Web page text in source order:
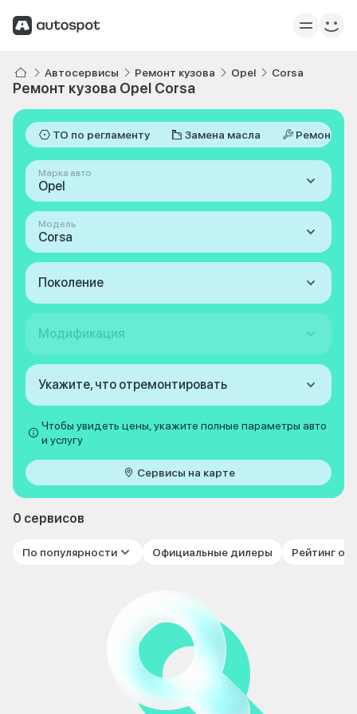
Автосервисы Ремонт кузова Opel Corsa
Ремонт кузова Opel Corsa
ТО по регламенту Замена масла Ремонт
Марка авто
Opel
Модель
Corsa
Поколение
Модификация
Укажите, что отремонтировать
Чтобы увидеть цены, укажите полные параметры авто
и услугу
Сервисы на карте
0 сервисов
По популярности Официальные дилеры Рейтинг